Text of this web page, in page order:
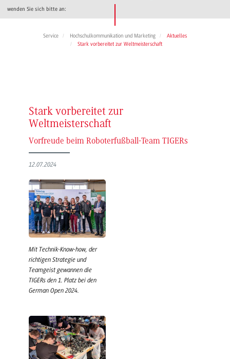
wenden Sie sich bitte an:
Service Hochschulkommunikation und Marketing
Aktuelles
Stark vorbereitet zur Weltmeisterschaft
Stark vorbereitet zur
Weltmeisterschaft
Vorfreude beim Roboterfußball-Team TIGERs
12.07.2024
Mit Technik-Know-how, der
richtigen Strategie und
Teamgeist gewannen die
TIGERs den 1. Platz bei den
German Open 2024.